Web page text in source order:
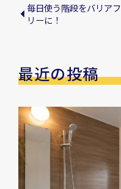
毎日使う階段をバリアフ
リーに！
最近の投稿